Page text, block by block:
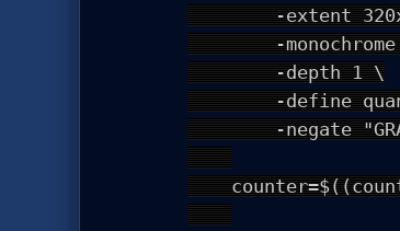
-extent
-
-depth 1 \
-define
-negate